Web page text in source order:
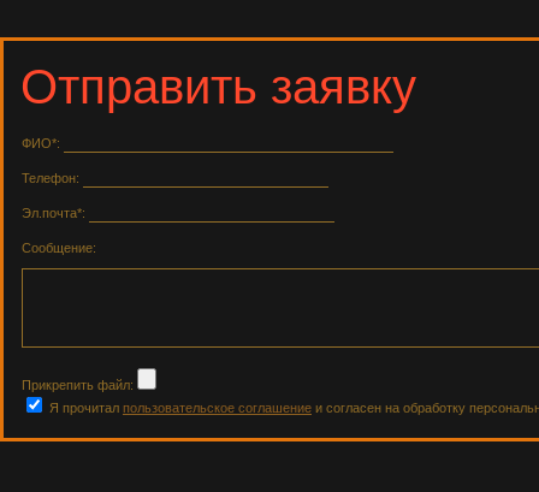
Отправить заявку
ФИО*:
Телефон:
Эл.почта*:
Сообщение:
Прикрепить файл:
Я прочитал пользовательское соглашение и согласен на обработку